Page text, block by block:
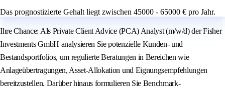
Das prognostizierte Gehalt liegt zwischen 45000 - 65000 € pro Jahr.
Ihre Chance: Als Private Client Advice (PCA) Analyst (m/w/d) der Fisher
Investments GmbH analysieren Sie potenzielle Kunden- und
Bestandsportfolios, um regulierte Beratungen in Bereichen wie
Anlageübertragungen, Asset-Allokation und Eignungsempfehlungen
bereitzustellen. Darüber hinaus formulieren Sie Benchmark-